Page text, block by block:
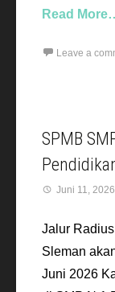
Read
Leave a
SPMB
Juni 11, 2026
Jalur
Sleman
Juni 2026